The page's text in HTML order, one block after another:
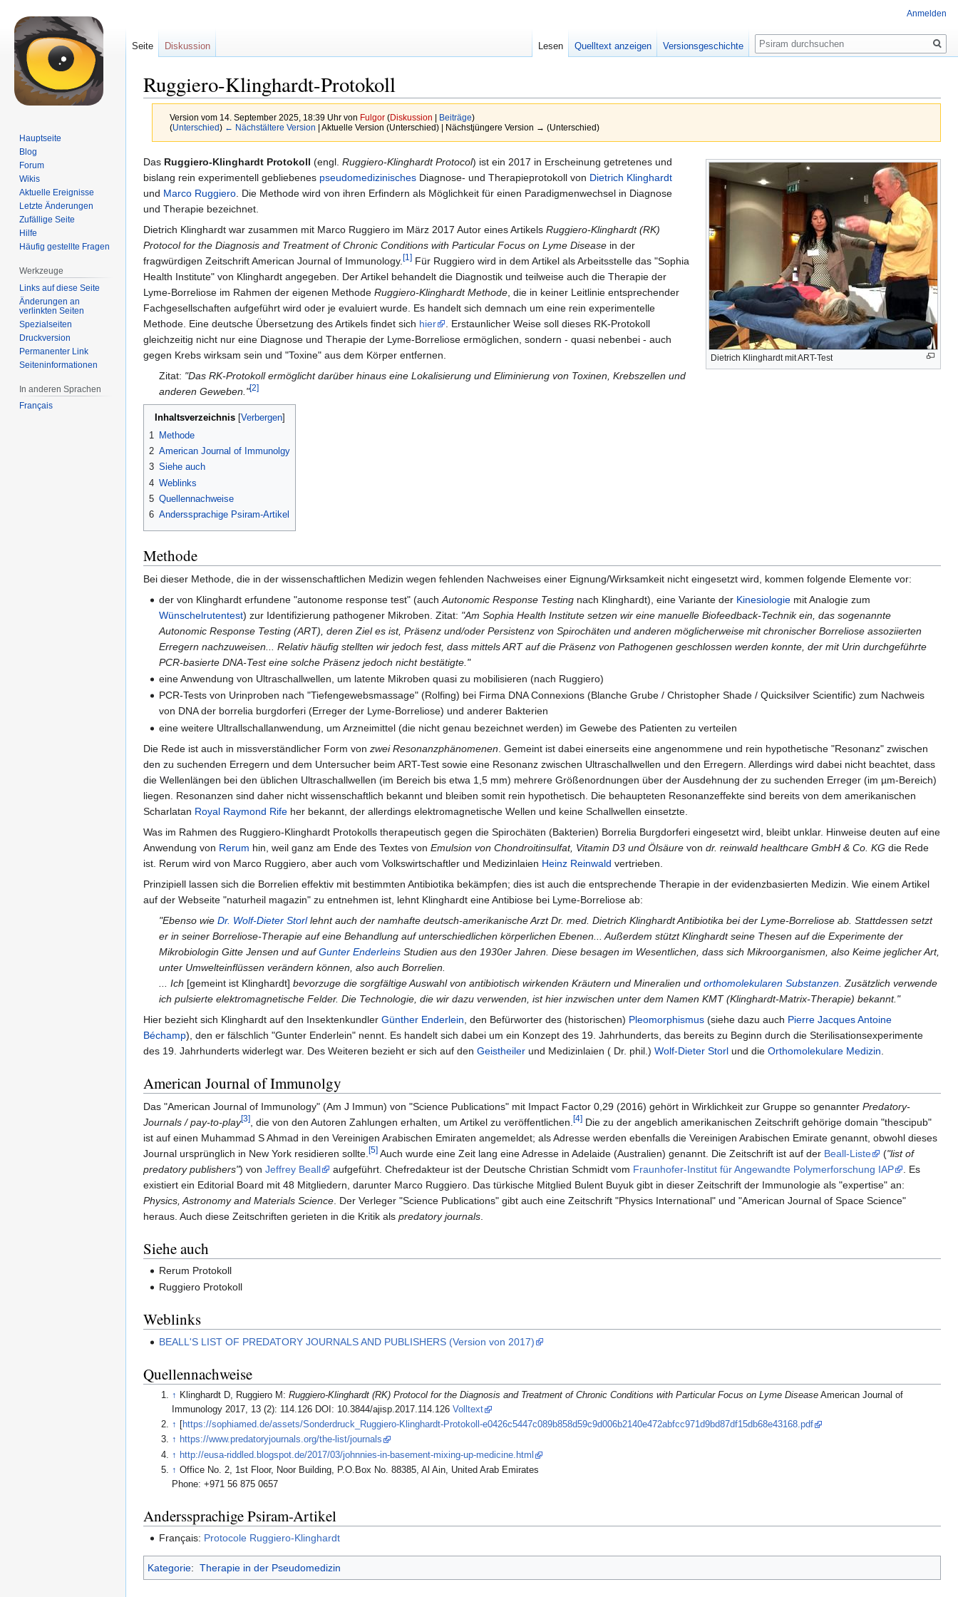
Ruggiero-Klinghardt-Protokoll
Version vom 14. September 2025, 18:39 Uhr von Fulgor (Diskussion Beiträge)
(Unterschied) ← Nächstältere Version | Aktuelle Version (Unterschied) | Nächstjüngere Version → (Unterschied)
Zur
Navigation
springen
Zur
Suche
springen
Dietrich Klinghardt mit ART-Test
Das Ruggiero-Klinghardt Protokoll (engl. Ruggiero-Klinghardt Protocol) ist ein 2017 in Erscheinung getretenes und
bislang rein experimentell gebliebenes pseudomedizinisches Diagnose- und Therapieprotokoll von Dietrich Klinghardt
und Marco Ruggiero . Die Methode wird von ihren Erfindern als Möglichkeit für einen Paradigmenwechsel in Diagnose
und Therapie bezeichnet.
Dietrich Klinghardt war zusammen mit Marco Ruggiero im März 2017 Autor eines Artikels Ruggiero-Klinghardt (RK)
Protocol for the Diagnosis and Treatment of Chronic Conditions with Particular Focus on Lyme Disease in der
fragwürdigen Zeitschrift American Journal of Immunology. [1] Für Ruggiero wird in dem Artikel als Arbeitsstelle das "Sophia
Health Institute" von Klinghardt angegeben. Der Artikel behandelt die Diagnostik und teilweise auch die Therapie der
Lyme-Borreliose im Rahmen der eigenen Methode Ruggiero-Klinghardt Methode , die in keiner Leitlinie entsprechender
Fachgesellschaften aufgeführt wird oder je evaluiert wurde. Es handelt sich demnach um eine rein experimentelle
Methode. Eine deutsche Übersetzung des Artikels findet sich hier
. Erstaunlicher Weise soll dieses RK-Protokoll
gleichzeitig nicht nur eine Diagnose und Therapie der Lyme-Borreliose ermöglichen, sondern - quasi nebenbei - auch
gegen Krebs wirksam sein und "Toxine" aus dem Körper entfernen.
Zitat: "Das RK-Protokoll ermöglicht darüber hinaus eine Lokalisierung und Eliminierung von Toxinen, Krebszellen und
anderen Geweben."[2]
Inhaltsverzeichnis
1
Methode
2 American Journal of Immunolgy
3 Siehe auch
4 Weblinks
5 Quellennachweise
6 Anderssprachige Psiram-Artikel
Methode
Bei dieser Methode, die in der wissenschaftlichen Medizin wegen fehlenden Nachweises einer Eignung/Wirksamkeit nicht eingesetzt wird, kommen folgende Elemente vor:
der von Klinghardt erfundene "autonome response test" (auchAutonomic Response Testing nach Klinghardt), eine Variante der Kinesiologie mit Analogie zum
Wünschelrutentest) zur Identifizierung pathogener Mikroben. Zitat: "Am Sophia Health Institute setzen wir eine manuelle Biofeedback-Technik ein, das sogenannte
Autonomic Response Testing (ART), deren Ziel es ist, Präsenz und/oder Persistenz von Spirochäten und anderen möglicherweise mit chronischer Borreliose assoziierten
Erregern nachzuweisen... Relativ häufig stellten wir jedoch fest, dass mittels ART auf die Präsenz von Pathogenen geschlossen werden konnte, der mit Urin durchgeführte
PCR-basierte DNA-Test eine solche Präsenz jedoch nicht bestätigte."
eine Anwendung von Ultraschallwellen, um latente Mikroben quasi zu mobilisieren (nach Ruggiero)
PCR-Tests von Urinproben nach "Tiefengewebsmassage" (Rolfing) bei Firma DNA Connexions (Blanche Grube / Christopher Shade / Quicksilver Scientific) zum Nachweis
von DNA der borrelia burgdorferi (Erreger der Lyme-Borreliose) und anderer Bakterien
eine weitere Ultrallschallanwendung, um Arzneimittel (die nicht genau bezeichnet werden) im Gewebe des Patienten zu verteilen
Die Rede ist auch in missverständlicher Form von zwei Resonanzphänomenen . Gemeint ist dabei einerseits eine angenommene und rein hypothetische "Resonanz" zwischen
den zu suchenden Erregern und dem Untersucher beim ART-Test sowie eine Resonanz zwischen Ultraschallwellen und den Erregern. Allerdings wird dabei nicht beachtet, dass
die Wellenlängen bei den üblichen Ultraschallwellen (im Bereich bis etwa 1,5 mm) mehrere Größenordnungen über der Ausdehnung der zu suchenden Erreger (im µm-Bereich)
liegen. Resonanzen sind daher nicht wissenschaftlich bekannt und bleiben somit rein hypothetisch. Die behaupteten Resonanzeffekte sind bereits von dem amerikanischen
Scharlatan Royal Raymond Rife her bekannt, der allerdings elektromagnetische Wellen und keine Schallwellen einsetzte.
Was im Rahmen des Ruggiero-Klinghardt Protokolls therapeutisch gegen die Spirochäten (Bakterien) Borrelia Burgdorferi eingesetzt wird, bleibt unklar. Hinweise deuten auf eine
Anwendung von Rerum hin, weil ganz am Ende des Textes von Emulsion von Chondroitinsulfat, Vitamin D3 und Ölsäure von dr. reinwald healthcare GmbH & Co. KG die Rede
ist. Rerum wird von Marco Ruggiero, aber auch vom Volkswirtschaftler und Medizinlaien Heinz Reinwald vertrieben.
Prinzipiell lassen sich die Borrelien effektiv mit bestimmten Antibiotika bekämpfen; dies ist auch die entsprechende Therapie in der evidenzbasierten Medizin. Wie einem Artikel
auf der Webseite "naturheil magazin" zu entnehmen ist, lehnt Klinghardt eine Antibiose bei Lyme-Borreliose ab:
"Ebenso wieDr. Wolf-Dieter Storllehnt auch der namhafte deutsch-amerikanische Arzt Dr. med. Dietrich Klinghardt Antibiotika bei der Lyme-Borreliose ab. Stattdessen setzt
er in seiner Borreliose-Therapie auf eine Behandlung auf unterschiedlichen körperlichen Ebenen... Außerdem stützt Klinghardt seine Thesen auf die Experimente der
Mikrobiologin Gitte Jensen und aufGunter Enderleins Studien aus den 1930er Jahren. Diese besagen im Wesentlichen, dass sich Mikroorganismen, also Keime jeglicher Art,
unter Umwelteinflüssen verändern können, also auch Borrelien.
... Ich [gemeint ist Klinghardt] bevorzuge die sorgfältige Auswahl von antibiotisch wirkenden Kräutern und Mineralien undorthomolekularen Substanzen . Zusätzlich verwende
ich pulsierte elektromagnetische Felder. Die Technologie, die wir dazu verwenden, ist hier inzwischen unter dem Namen KMT (Klinghardt-Matrix-Therapie) bekannt."
Hier bezieht sich Klinghardt auf den Insektenkundler Günther Enderlein , den Befürworter des (historischen) Pleomorphismus (siehe dazu auch Pierre Jacques Antoine
Béchamp), den er fälschlich "Gunter Enderlein" nennt. Es handelt sich dabei um ein Konzept des 19. Jahrhunderts, das bereits zu Beginn durch die Sterilisationsexperimente
des 19. Jahrhunderts widerlegt war. Des Weiteren bezieht er sich auf den Geistheiler und Medizinlaien ( Dr. phil.) Wolf-Dieter Storl und die Orthomolekulare Medizin
American Journal of Immunolgy
Das "American Journal of Immunology" (Am J Immun) von "Science Publications" mit Impact Factor 0,29 (2016) gehört in Wirklichkeit zur Gruppe so genannter Predatory-
Journals / pay-to-play[3] , die von den Autoren Zahlungen erhalten, um Artikel zu veröffentlichen. [4] Die zu der angeblich amerikanischen Zeitschrift gehörige domain "thescipub"
ist auf einen Muhammad S Ahmad in den Vereinigen Arabischen Emiraten angemeldet; als Adresse werden ebenfalls die Vereinigen Arabischen Emirate genannt, obwohl dieses
Journal ursprünglich in New York residieren sollte. [5] Auch wurde eine Zeit lang eine Adresse in Adelaide (Australien) genannt. Die Zeitschrift ist auf der Beall-Liste ("list of
predatory publishers") von Jeffrey Beall aufgeführt. Chefredakteur ist der Deutsche Christian Schmidt vom Fraunhofer-Institut für Angewandte Polymerforschung IAP
. Es
existiert ein Editorial Board mit 48 Mitgliedern, darunter Marco Ruggiero. Das türkische Mitglied Bulent Buyuk gibt in dieser Zeitschrift der Immunologie als "expertise" an:
Physics, Astronomy and Materials Science . Der Verleger "Science Publications" gibt auch eine Zeitschrift "Physics International" und "American Journal of Space Science"
heraus. Auch diese Zeitschriften gerieten in die Kritik als predatory journals
Siehe auch
Rerum Protokoll
Ruggiero Protokoll
Weblinks
BEALL'S LIST OF PREDATORY ​JOURNALS AND PUBLISHERS (Version von 2017)
Quellennachweise
↑ Klinghardt D, Ruggiero M:Ruggiero-Klinghardt (RK) Protocol for the Diagnosis and Treatment of Chronic Conditions with Particular Focus on Lyme Disease American Journal of
Immunology 2017, 13 (2): 114.126 DOI: 10.3844/ajisp.2017.114.126Volltext
↑
https://sophiamed.de/assets/Sonderdruck_Ruggiero-Klinghardt-Protokoll-e0426c5447c089b858d59c9d006b2140e472abfcc971d9bd87df15db68e43168.pdf
↑ https://www.predatoryjournals.org/the-list/journals
↑ http://eusa-riddled.blogspot.de/2017/03/johnnies-in-basement-mixing-up-medicine.html
↑ Office No. 2, 1st Floor, Noor Building, P.O.Box No. 88385, Al Ain, United Arab Emirates
Phone: +971 56 875 0657
Anderssprachige Psiram-Artikel
Français: Protocole Ruggiero-Klinghardt
Kategorie: Therapie in der Pseudomedizin
Anmelden
Seite Diskussion Lesen Quelltext anzeigen Versionsgeschichte
Suche
Hauptseite
Blog
Forum
Wikis
Aktuelle Ereignisse
Letzte Änderungen
Zufällige Seite
Hilfe
Häufig gestellte Fragen
Werkzeuge
Links auf diese Seite
Änderungen an
verlinkten Seiten
Spezialseiten
Druckversion
Permanenter Link
Seiten­informationen
In anderen Sprachen
Français